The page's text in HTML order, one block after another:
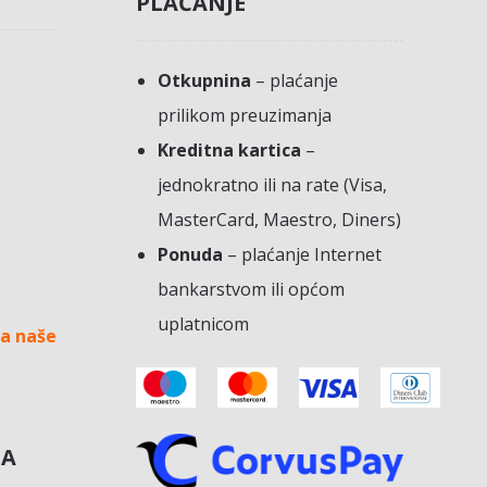
naše
Otkupnina – plaćanje
prilikom preuzimanja
Kreditna kartica –
jednokratno ili na rate (Visa,
MasterCard, Maestro, Diners)
Ponuda – plaćanje Internet
bankarstvom ili općom
uplatnicom